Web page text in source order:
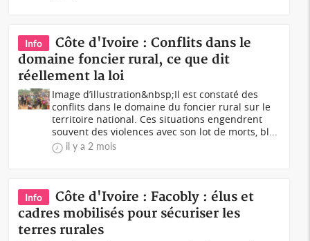
Info
Côte d'Ivoire : Conflits dans le
domaine foncier rural, ce que dit
réellement la loi
Image d’illustration&nbsp;Il est constaté des
conflits dans le domaine du foncier rural sur le
territoire national. Ces situations engendrent
souvent des violences avec son lot de morts, bl...
il y a 2 mois
Info
Côte d'Ivoire : Facobly : élus et
cadres mobilisés pour sécuriser les
terres rurales